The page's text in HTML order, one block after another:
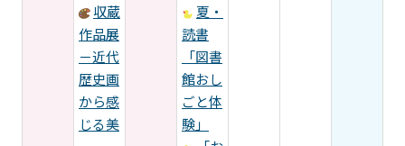
収蔵
作品展
－近代
歴史画
から感
じる美
夏・
読書
「図書
館おし
ごと体
験」